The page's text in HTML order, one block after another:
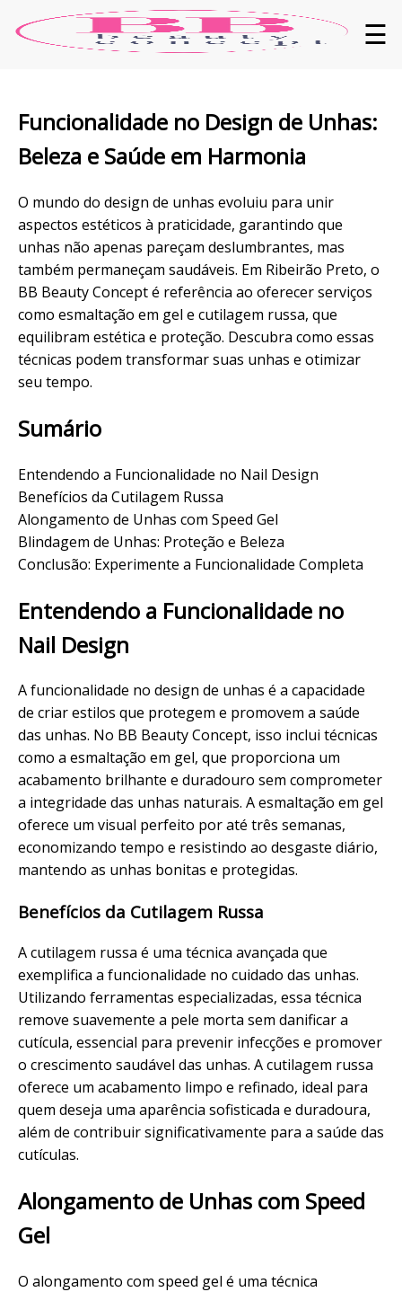
☰
Funcionalidade no Design de Unhas:
Beleza e Saúde em Harmonia
O mundo do design de unhas evoluiu para unir
aspectos estéticos à praticidade, garantindo que
unhas não apenas pareçam deslumbrantes, mas
também permaneçam saudáveis. Em Ribeirão Preto, o
BB Beauty Concept é referência ao oferecer serviços
como esmaltação em gel e cutilagem russa, que
equilibram estética e proteção. Descubra como essas
técnicas podem transformar suas unhas e otimizar
seu tempo.
Sumário
Entendendo a Funcionalidade no Nail Design
Benefícios da Cutilagem Russa
Alongamento de Unhas com Speed Gel
Blindagem de Unhas: Proteção e Beleza
Conclusão: Experimente a Funcionalidade Completa
Entendendo a Funcionalidade no
Nail Design
A funcionalidade no design de unhas é a capacidade
de criar estilos que protegem e promovem a saúde
das unhas. No BB Beauty Concept, isso inclui técnicas
como a esmaltação em gel, que proporciona um
acabamento brilhante e duradouro sem comprometer
a integridade das unhas naturais. A esmaltação em gel
oferece um visual perfeito por até três semanas,
economizando tempo e resistindo ao desgaste diário,
mantendo as unhas bonitas e protegidas.
Benefícios da Cutilagem Russa
A cutilagem russa é uma técnica avançada que
exemplifica a funcionalidade no cuidado das unhas.
Utilizando ferramentas especializadas, essa técnica
remove suavemente a pele morta sem danificar a
cutícula, essencial para prevenir infecções e promover
o crescimento saudável das unhas. A cutilagem russa
oferece um acabamento limpo e refinado, ideal para
quem deseja uma aparência sofisticada e duradoura,
além de contribuir significativamente para a saúde das
cutículas.
Alongamento de Unhas com Speed
Gel
O alongamento com speed gel é uma técnica